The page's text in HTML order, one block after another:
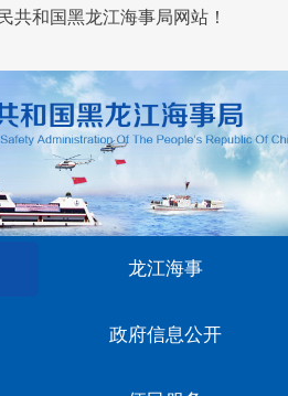
共和国黑龙江海事局网站！
龙江海事
政府信息公开